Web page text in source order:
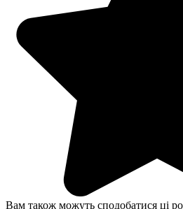
Вам також можуть сподобатися ці